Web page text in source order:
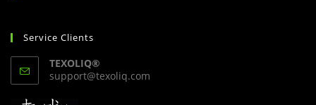
Service Clients
TEXOLIQ®
support@texoliq.com